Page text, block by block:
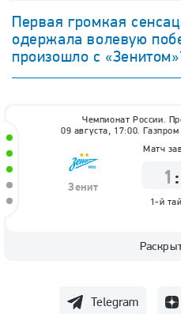
Первая громкая
одержала волевую
произошло с
Чемпионат России.
09 августа, 17:00.
Зенит
Матч
1 :
1-й
Telegram